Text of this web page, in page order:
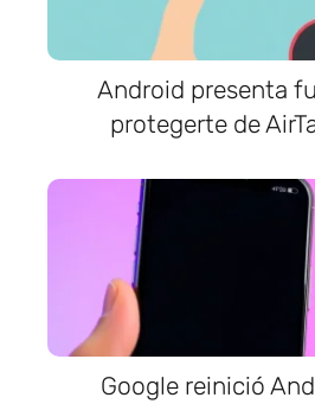
Android presenta
protegerte de
Google reinició